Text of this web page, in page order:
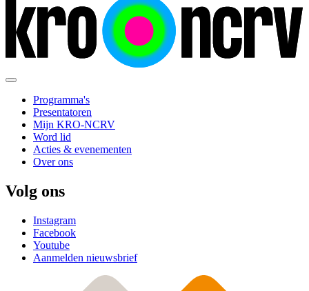
Programma's
Presentatoren
Mijn KRO-NCRV
Word lid
Acties & evenementen
Over ons
Volg ons
Instagram
Facebook
Youtube
Aanmelden nieuwsbrief